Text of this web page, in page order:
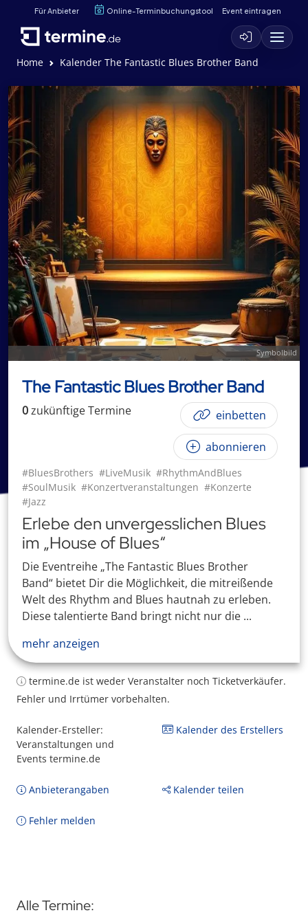
Für Anbieter Online-Terminbuchungstool Event eintragen
Home Kalender The Fantastic Blues Brother Band
Symbolbild
The Fantastic Blues Brother Band
0zukünftigeTermine einbetten
abonnieren
#BluesBrothers #LiveMusik #RhythmAndBlues
#SoulMusik #Konzertveranstaltungen #Konzerte
#Jazz
Erlebe den unvergesslichen Blues
im „House of Blues“
Die Eventreihe „The Fantastic Blues Brother
Band“ bietet Dir die Möglichkeit, die mitreißende
Welt des Rhythm and Blues hautnah zu erleben.
Diese talentierte Band bringt nicht nur die ...
mehr anzeigen
termine.de ist weder Veranstalter noch Ticketverkäufer.
Fehler und Irrtümer vorbehalten.
Kalender-Ersteller:
Veranstaltungen und
Events termine.de
Kalender des Erstellers
Anbieterangaben Kalender teilen
Fehler melden
Alle Termine: